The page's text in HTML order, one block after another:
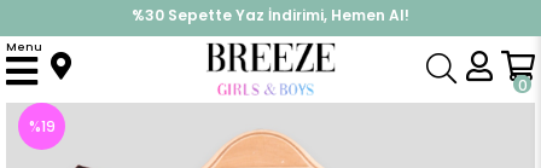
%30 Sepette Yaz İndirimi, Hemen Al!
İndirimlere ek %10 İndirimi Kap, Hemen Üye Ol!
0
Menu
Anasayfa Elbise Modelleri Yazlık Elbise Kız Çocuk Elbise Puantiyeli Siyah (3 Yaş)
%19